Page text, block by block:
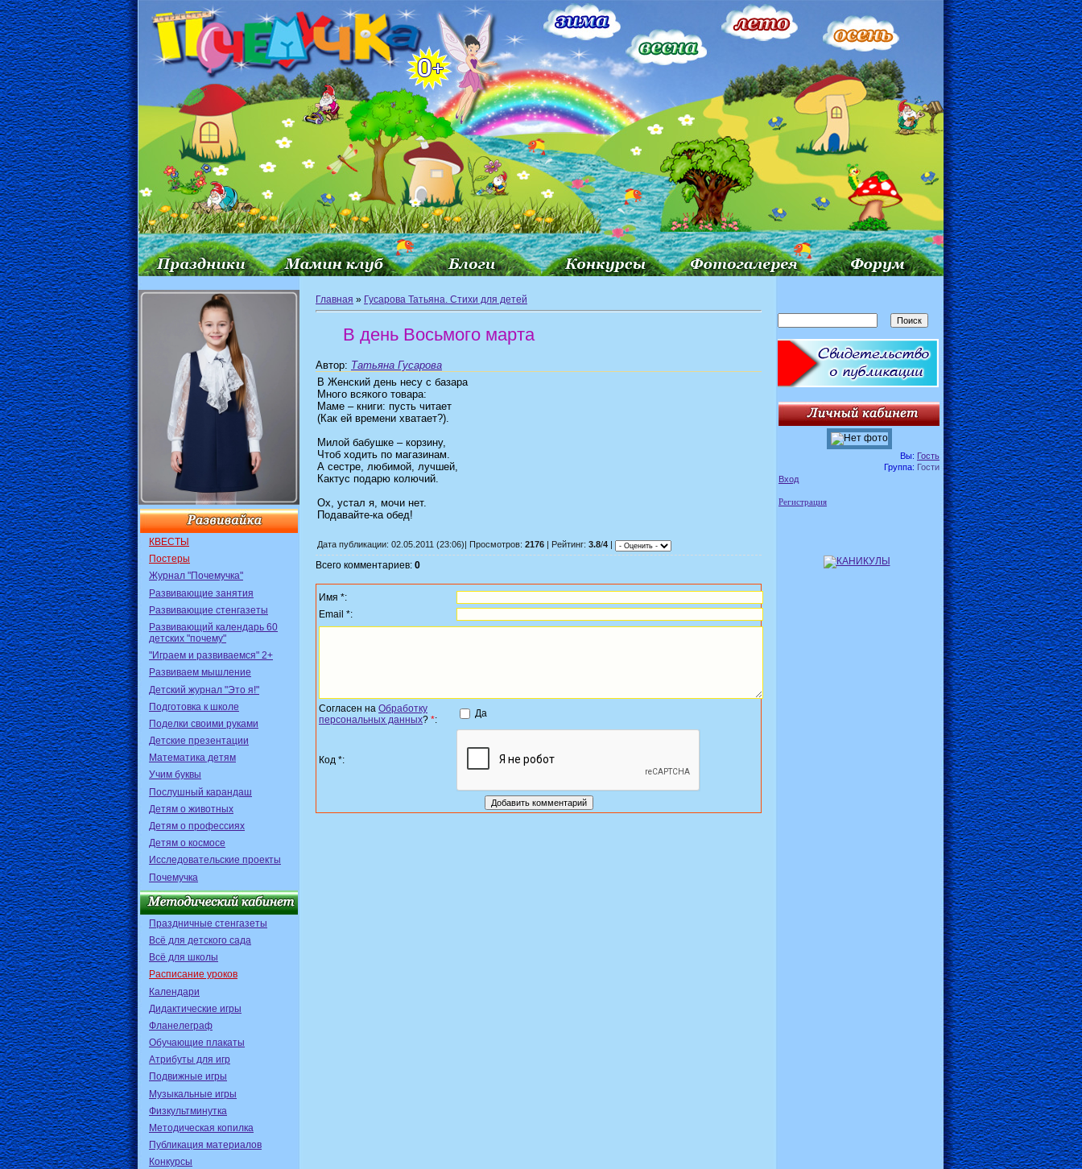
КВЕСТЫ
Постеры
Журнал "Почемучка"
Развивающие занятия
Развивающие стенгазеты
Развивающий календарь 60
детских "почему"
"Играем и развиваемся" 2+
Развиваем мышление
Детский журнал "Это я!"
Подготовка к школе
Поделки своими руками
Детские презентации
Математика детям
Учим буквы
Послушный карандаш
Детям о животных
Детям о профессиях
Детям о космосе
Исследовательские проекты
Почемучка
Праздничные стенгазеты
Всё для детского сада
Всё для школы
Расписание уроков
Календари
Дидактические игры
Фланелеграф
Обучающие плакаты
Атрибуты для игр
Подвижные игры
Музыкальные игры
Физкультминутка
Методическая копилка
Публикация материалов
Конкурсы
Главная » Гусарова Татьяна. Стихи для детей
В день Восьмого марта
Автор: Татьяна Гусарова
В Женский день несу с базара
Много всякого товара:
Маме – книги: пусть читает
(Как ей времени хватает?).
Милой бабушке – корзину,
Чтоб ходить по магазинам.
А сестре, любимой, лучшей,
Кактус подарю колючий.
Ох, устал я, мочи нет.
Подавайте-ка обед!
Дата публикации: 02.05.2011 (23:06)| Просмотров: 2176 | Рейтинг: 3.8/4
Всего комментариев: 0
Имя *:
Email *:
Согласен на Обработку
персональных данных? *:
Да
Код *:
Вы: Гость
Группа: Гости
Вход
Регистрация